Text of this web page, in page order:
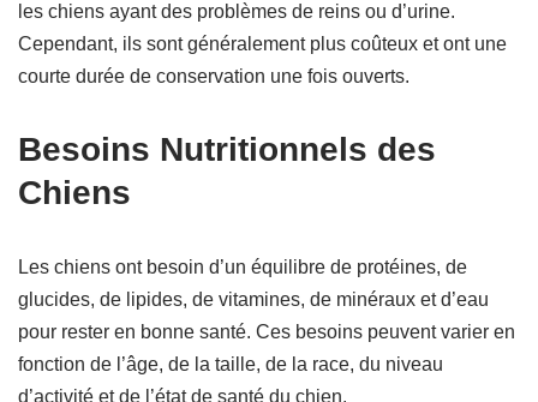
les chiens ayant des problèmes de reins ou d’urine.
Cependant, ils sont généralement plus coûteux et ont une
courte durée de conservation une fois ouverts.
Besoins Nutritionnels des
Chiens
Les chiens ont besoin d’un équilibre de protéines, de
glucides, de lipides, de vitamines, de minéraux et d’eau
pour rester en bonne santé. Ces besoins peuvent varier en
fonction de l’âge, de la taille, de la race, du niveau
d’activité et de l’état de santé du chien.